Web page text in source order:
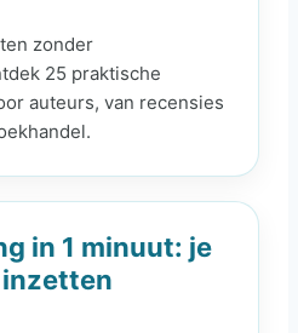
zonder
25 praktische
auteurs, van recensies
in 1 minuut: je